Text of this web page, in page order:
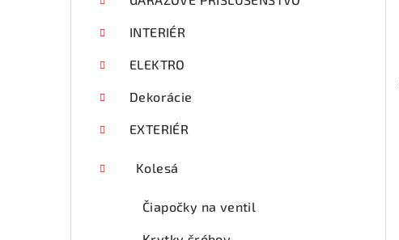
INTERIÉR
ELEKTRO
Dekorácie
EXTERIÉR
Kolesá
Čiapočky na ventil